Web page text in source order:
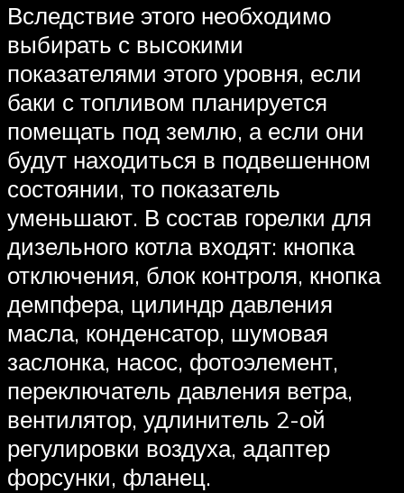
Вследствие этого необходимо
выбирать с высокими
показателями этого уровня, если
баки с топливом планируется
помещать под землю, а если они
будут находиться в подвешенном
состоянии, то показатель
уменьшают. В состав горелки для
дизельного котла входят: кнопка
отключения, блок контроля, кнопка
демпфера, цилиндр давления
масла, конденсатор, шумовая
заслонка, насос, фотоэлемент,
переключатель давления ветра,
вентилятор, удлинитель 2-ой
регулировки воздуха, адаптер
форсунки, фланец.